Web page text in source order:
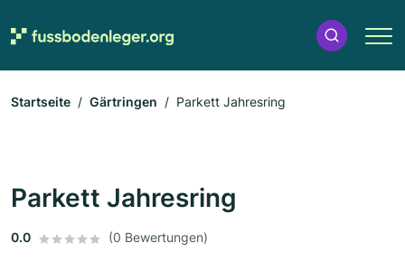
Startseite Gärtringen Parkett Jahresring
Parkett Jahresring
0.0 (0 Bewertungen)